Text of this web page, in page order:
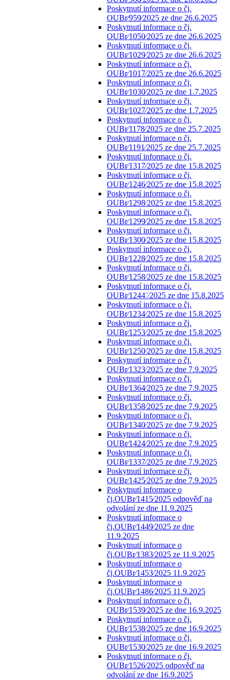
Poskytnutí informace o čj.
OUBr⁄959⁄2025 ze dne 26.6.2025
Poskytnutí informace o čj.
OUBr⁄1050⁄2025 ze dne 26.6.2025
Poskytnutí informace o čj.
OUBr⁄1029⁄2025 ze dne 26.6.2025
Poskytnutí informace o čj.
OUBr⁄1017⁄2025 ze dne 26.6.2025
Poskytnutí informace o čj.
OUBr⁄1030⁄2025 ze dne 1.7.2025
Poskytnutí informace o čj.
OUBr⁄1027⁄2025 ze dne 1.7.2025
Poskytnutí informace o čj.
OUBr⁄1178⁄2025 ze dne 25.7.2025
Poskytnutí informace o čj.
OUBr⁄1191⁄2025 ze dne 25.7.2025
Poskytnutí informace o čj.
OUBr⁄1317⁄2025 ze dne 15.8.2025
Poskytnutí informace o čj.
OUBr⁄1246⁄2025 ze dne 15.8.2025
Poskytnutí informace o čj.
OUBr⁄1298⁄2025 ze dne 15.8.2025
Poskytnutí informace o čj.
OUBr⁄1299⁄2025 ze dne 15.8.2025
Poskytnutí informace o čj.
OUBr⁄1300⁄2025 ze dne 15.8.2025
Poskytnutí informace o čj.
OUBr⁄1228⁄2025 ze dne 15.8.2025
Poskytnutí informace o čj.
OUBr⁄1258⁄2025 ze dne 15.8.2025
Poskytnutí informace o čj.
OUBr⁄1244¨⁄2025 ze dne 15.8.2025
Poskytnutí informace o čj.
OUBr⁄1234⁄2025 ze dne 15.8.2025
Poskytnutí informace o čj.
OUBr⁄1253⁄2025 ze dne 15.8.2025
Poskytnutí informace o čj.
OUBr⁄1250⁄2025 ze dne 15.8.2025
Poskytnutí informace o čj.
OUBr⁄1323⁄2025 ze dne 7.9.2025
Poskytnutí informace o čj.
OUBr⁄1364⁄2025 ze dne 7.9.2025
Poskytnutí informace o čj.
OUBr⁄1358⁄2025 ze dne 7.9.2025
Poskytnutí informace o čj.
OUBr⁄1340⁄2025 ze dne 7.9.2025
Poskytnutí informace o čj.
OUBr⁄1424⁄2025 ze dne 7.9.2025
Poskytnutí informace o čj.
OUBr⁄1337⁄2025 ze dne 7.9.2025
Poskytnutí informace o čj.
OUBr⁄1425⁄2025 ze dne 7.9.2025
Poskytnutí informace o
čj.OUBr⁄1415⁄2025 odpověď na
odvolání ze dne 11.9.2025
Poskytnutí informace o
čj.OUBr⁄1449⁄2025 ze dne
11.9.2025
Poskytnutí informace o
čj.OUBr⁄1383⁄2025 ze 11.9.2025
Poskytnutí informace o
čj.OUBr⁄1453⁄2025 11.9.2025
Poskytnutí informace o
čj.OUBr⁄1486⁄2025 11.9.2025
Poskytnutí informace o čj.
OUBr⁄1539⁄2025 ze dne 16.9.2025
Poskytnutí informace o čj.
OUBr⁄1538⁄2025 ze dne 16.9.2025
Poskytnutí informace o čj.
OUBr⁄1530⁄2025 ze dne 16.9.2025
Poskytnutí informace o čj.
OUBr⁄1526⁄2025 odpověď na
odvolání ze dne 16.9.2025